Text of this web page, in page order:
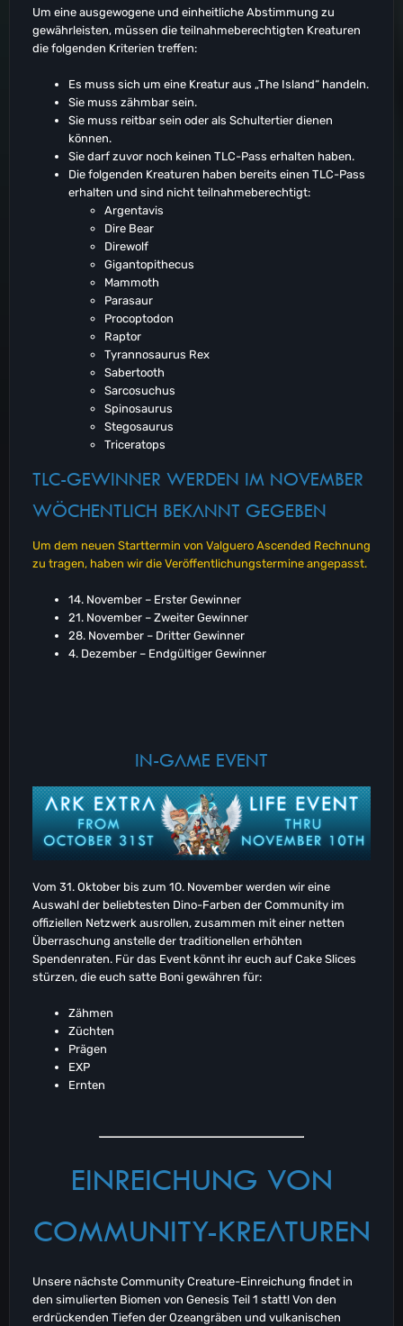
Um eine ausgewogene und einheitliche Abstimmung zu
gewährleisten, müssen die teilnahmeberechtigten Kreaturen
die folgenden Kriterien treffen:
Es muss sich um eine Kreatur aus „The Island“ handeln.
Sie muss zähmbar sein.
Sie muss reitbar sein oder als Schultertier dienen
können.
Sie darf zuvor noch keinen TLC-Pass erhalten haben.
Die folgenden Kreaturen haben bereits einen TLC-Pass
erhalten und sind nicht teilnahmeberechtigt:
Argentavis
Dire Bear
Direwolf
Gigantopithecus
Mammoth
Parasaur
Procoptodon
Raptor
Tyrannosaurus Rex
Sabertooth
Sarcosuchus
Spinosaurus
Stegosaurus
Triceratops
TLC-GEWINNER WERDEN IM NOVEMBER
WÖCHENTLICH BEKANNT GEGEBEN
Um dem neuen Starttermin von Valguero Ascended Rechnung
zu tragen, haben wir die Veröffentlichungstermine angepasst.
14. November – Erster Gewinner
21. November – Zweiter Gewinner
28. November – Dritter Gewinner
4. Dezember – Endgültiger Gewinner
IN-GAME EVENT
Vom 31. Oktober bis zum 10. November werden wir eine
Auswahl der beliebtesten Dino-Farben der Community im
offiziellen Netzwerk ausrollen, zusammen mit einer netten
Überraschung anstelle der traditionellen erhöhten
Spendenraten. Für das Event könnt ihr euch auf Cake Slices
stürzen, die euch satte Boni gewähren für:
Zähmen
Züchten
Prägen
EXP
Ernten
EINREICHUNG VON
COMMUNITY-KREATUREN
Unsere nächste Community Creature-Einreichung findet in
den simulierten Biomen von Genesis Teil 1 statt! Von den
erdrückenden Tiefen der Ozeangräben und vulkanischen